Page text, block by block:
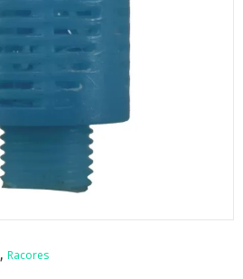
, Racores